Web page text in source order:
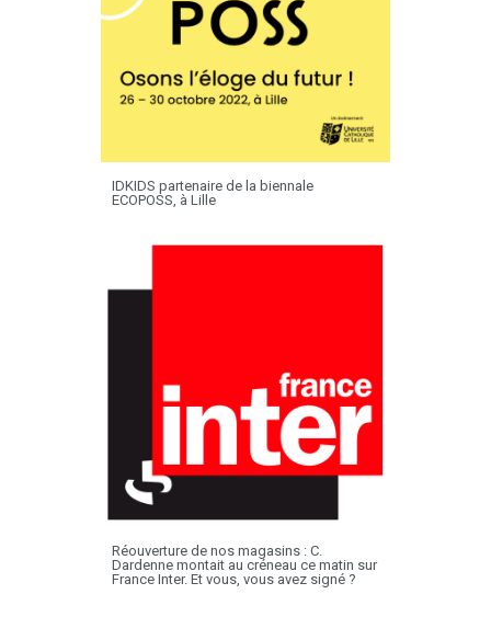
IDKIDS partenaire de la biennale
ECOPOSS, à Lille
Réouverture de nos magasins : C.
Dardenne montait au créneau ce matin sur
France Inter. Et vous, vous avez signé ?